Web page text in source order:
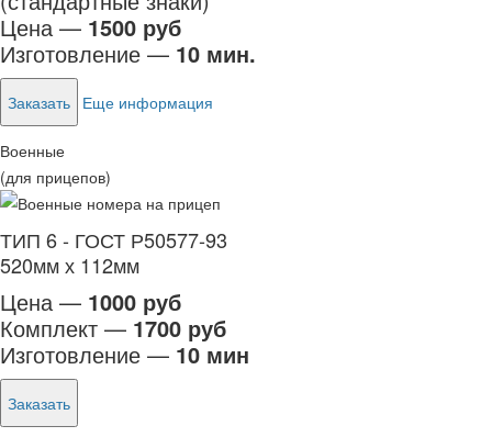
Цена — 1500 руб
Изготовление — 10 мин.
Заказать Еще информация
Военные
(для прицепов)
ТИП 6 - ГОСТ Р50577-93
520мм х 112мм
Цена — 1000 руб
Комплект — 1700 руб
Изготовление — 10 мин
Заказать